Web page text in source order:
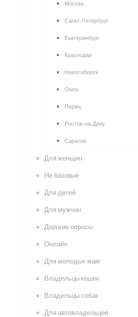
Москва
Санкт-Петербург
Екатеринбург
Краснодар
Новосибирск
Омск
Пермь
Ростов-на-Дону
Саратов
Для женщин
Не базовые
Для детей
Для мужчин
Дорогие опросы
Онлайн
Для молодых мам
Владельцы кошек
Владельцы собак
Для автовладельцев